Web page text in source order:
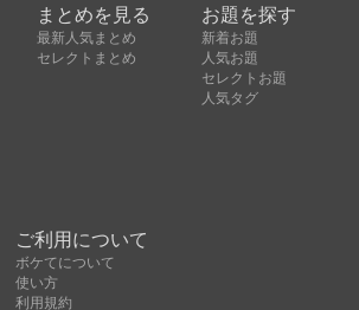
まとめを見る
最新人気まとめ
セレクトまとめ
お題を探す
新着お題
人気お題
セレクトお題
人気タグ
ご利用について
ボケてについて
使い方
利用規約